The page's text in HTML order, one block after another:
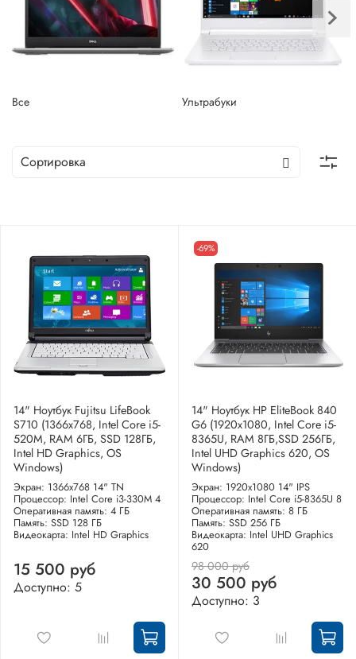
Все Ультрабуки
14" Ноутбук Fujitsu LifeBook
S710 (1366x768, Intel Core i5-
520M, RAM 6ГБ, SSD 128ГБ,
Intel HD Graphics, OS
Windows)
Экран: 1366x768 14" TN
Процессор: Intel Core i3-330M 4
Оперативная память: 4 ГБ
Память: SSD 128 ГБ
Видеокарта: Intel HD Graphics
15 500 руб
Доступно: 5
-69%
14" Ноутбук HP EliteBook 840
G6 (1920x1080, Intel Core i5-
8365U, RAM 8ГБ,SSD 256ГБ,
Intel UHD Graphics 620, OS
Windows)
Экран: 1920x1080 14" IPS
Процессор: Intel Core i5-8365U 8
Оперативная память: 8 ГБ
Память: SSD 256 ГБ
Видеокарта: Intel UHD Graphics
620
98 000 руб
30 500 руб
Доступно: 3